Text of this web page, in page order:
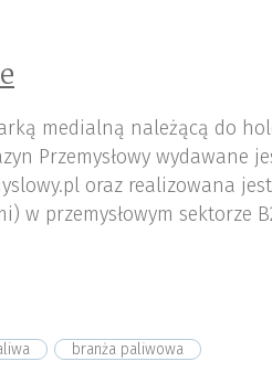
medialną należącą do
Przemysłowy wydawane
oraz realizowana jest
w przemysłowym sektorze
branża paliwowa